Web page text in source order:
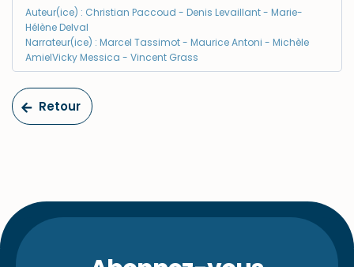
Auteur(ice) : Christian Paccoud - Denis Levaillant - Marie-
Hélène Delval
Narrateur(ice) : Marcel Tassimot - Maurice Antoni - Michèle
AmielVicky Messica - Vincent Grass
Retour